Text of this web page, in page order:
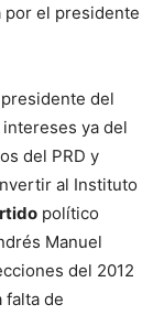
por el presidente
del
intereses ya del
del PRD y
al Instituto
político
Manuel
del 2012
falta de